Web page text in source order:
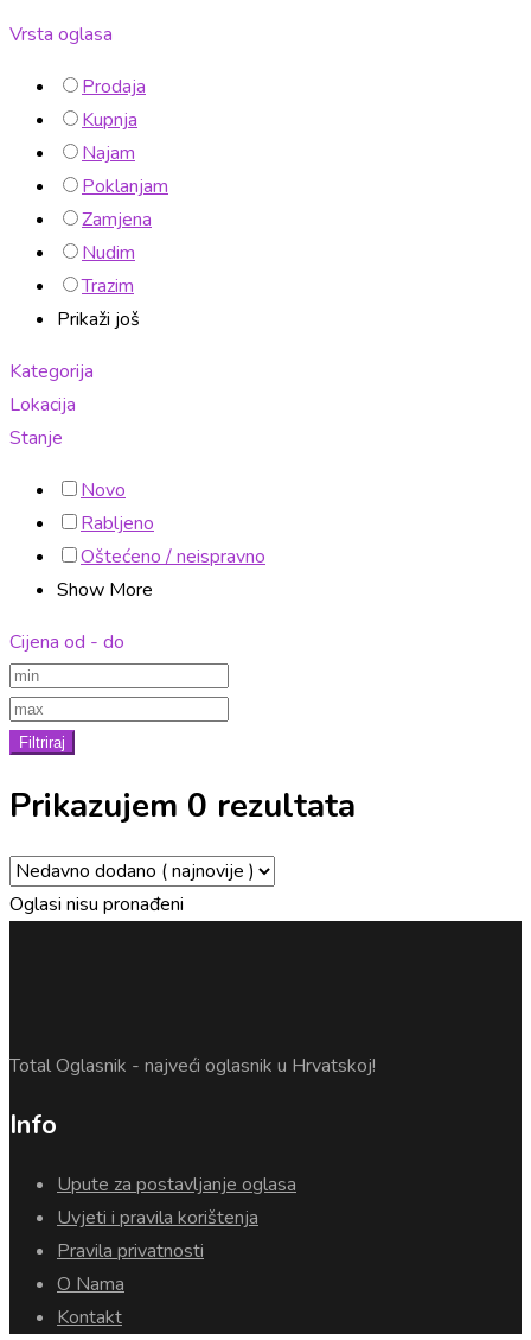
Vrsta oglasa
Prodaja
Kupnja
Najam
Poklanjam
Zamjena
Nudim
Trazim
Prikaži još
Kategorija
Lokacija
Stanje
Novo
Rabljeno
Oštećeno / neispravno
Show More
Cijena od - do
Filtriraj
Prikazujem 0 rezultata
Oglasi nisu pronađeni
Total Oglasnik - najveći oglasnik u Hrvatskoj!
Info
Upute za postavljanje oglasa
Uvjeti i pravila korištenja
Pravila privatnosti
O Nama
Kontakt